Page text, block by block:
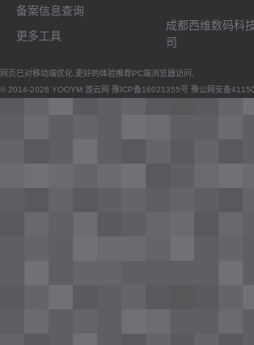
备案信息查询
更多工具
成都西维数码科
司
网页已对移动端优化,更好的体验推荐PC端浏览器访问,
© 2014-2026 YOOYM 游云网 豫ICP备16021355号 豫公网安备